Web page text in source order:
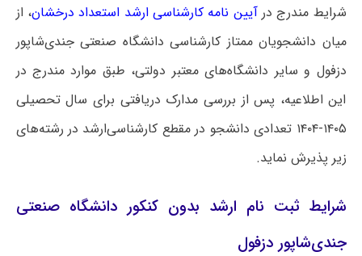
شرایط مندرج درآیین نامه کارشناسی ارشد استعداد درخشان، از
میان دانشجویان ممتاز کارشناسی دانشگاه صنعتی جندی‌شاپور
دزفول و سایر دانشگاه‌های معتبر دولتی، طبق موارد مندرج در
این اطلاعیه، پس از بررسی مدارک دریافتی برای سال تحصیلی
۱۴۰۵-۱۴۰۴ تعدادی دانشجو در مقطع کارشناسی‌ارشد در رشته‌های
زیر پذیرش نماید.
شرایط ثبت نام ارشد بدون کنکور دانشگاه صنعتی
جندی‌شاپور دزفول